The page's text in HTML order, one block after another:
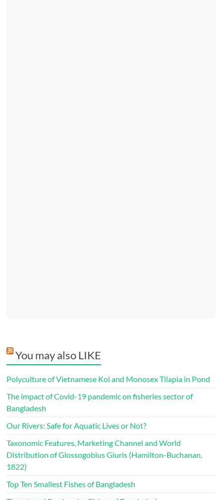
You may also LIKE
Polyculture of Vietnamese Koi and Monosex Tilapia in Pond
The impact of Covid-19 pandemic on fisheries sector of
Bangladesh
Our Rivers: Safe for Aquatic Lives or Not?
Taxonomic Features, Marketing Channel and World
Distribution of Glossogobius Giuris (Hamilton-Buchanan,
1822)
Top Ten Smallest Fishes of Bangladesh